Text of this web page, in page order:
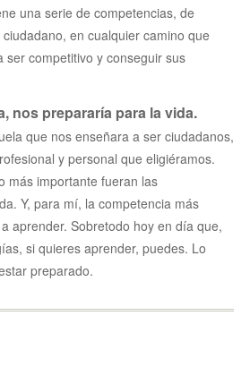
una serie de competencias, de
en cualquier camino que
ser competitivo y conseguir sus
nos prepararía para la vida.
que nos enseñara a ser ciudadanos,
y personal que eligiéramos.
más importante fueran las
Y, para mí, la competencia más
aprender. Sobretodo hoy en día que,
si quieres aprender, puedes. Lo
preparado.